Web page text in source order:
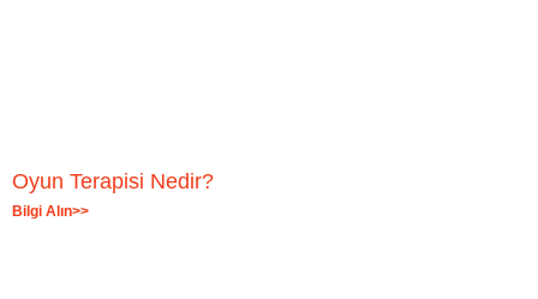
Oyun Terapisi Nedir?
Bilgi Alın>>